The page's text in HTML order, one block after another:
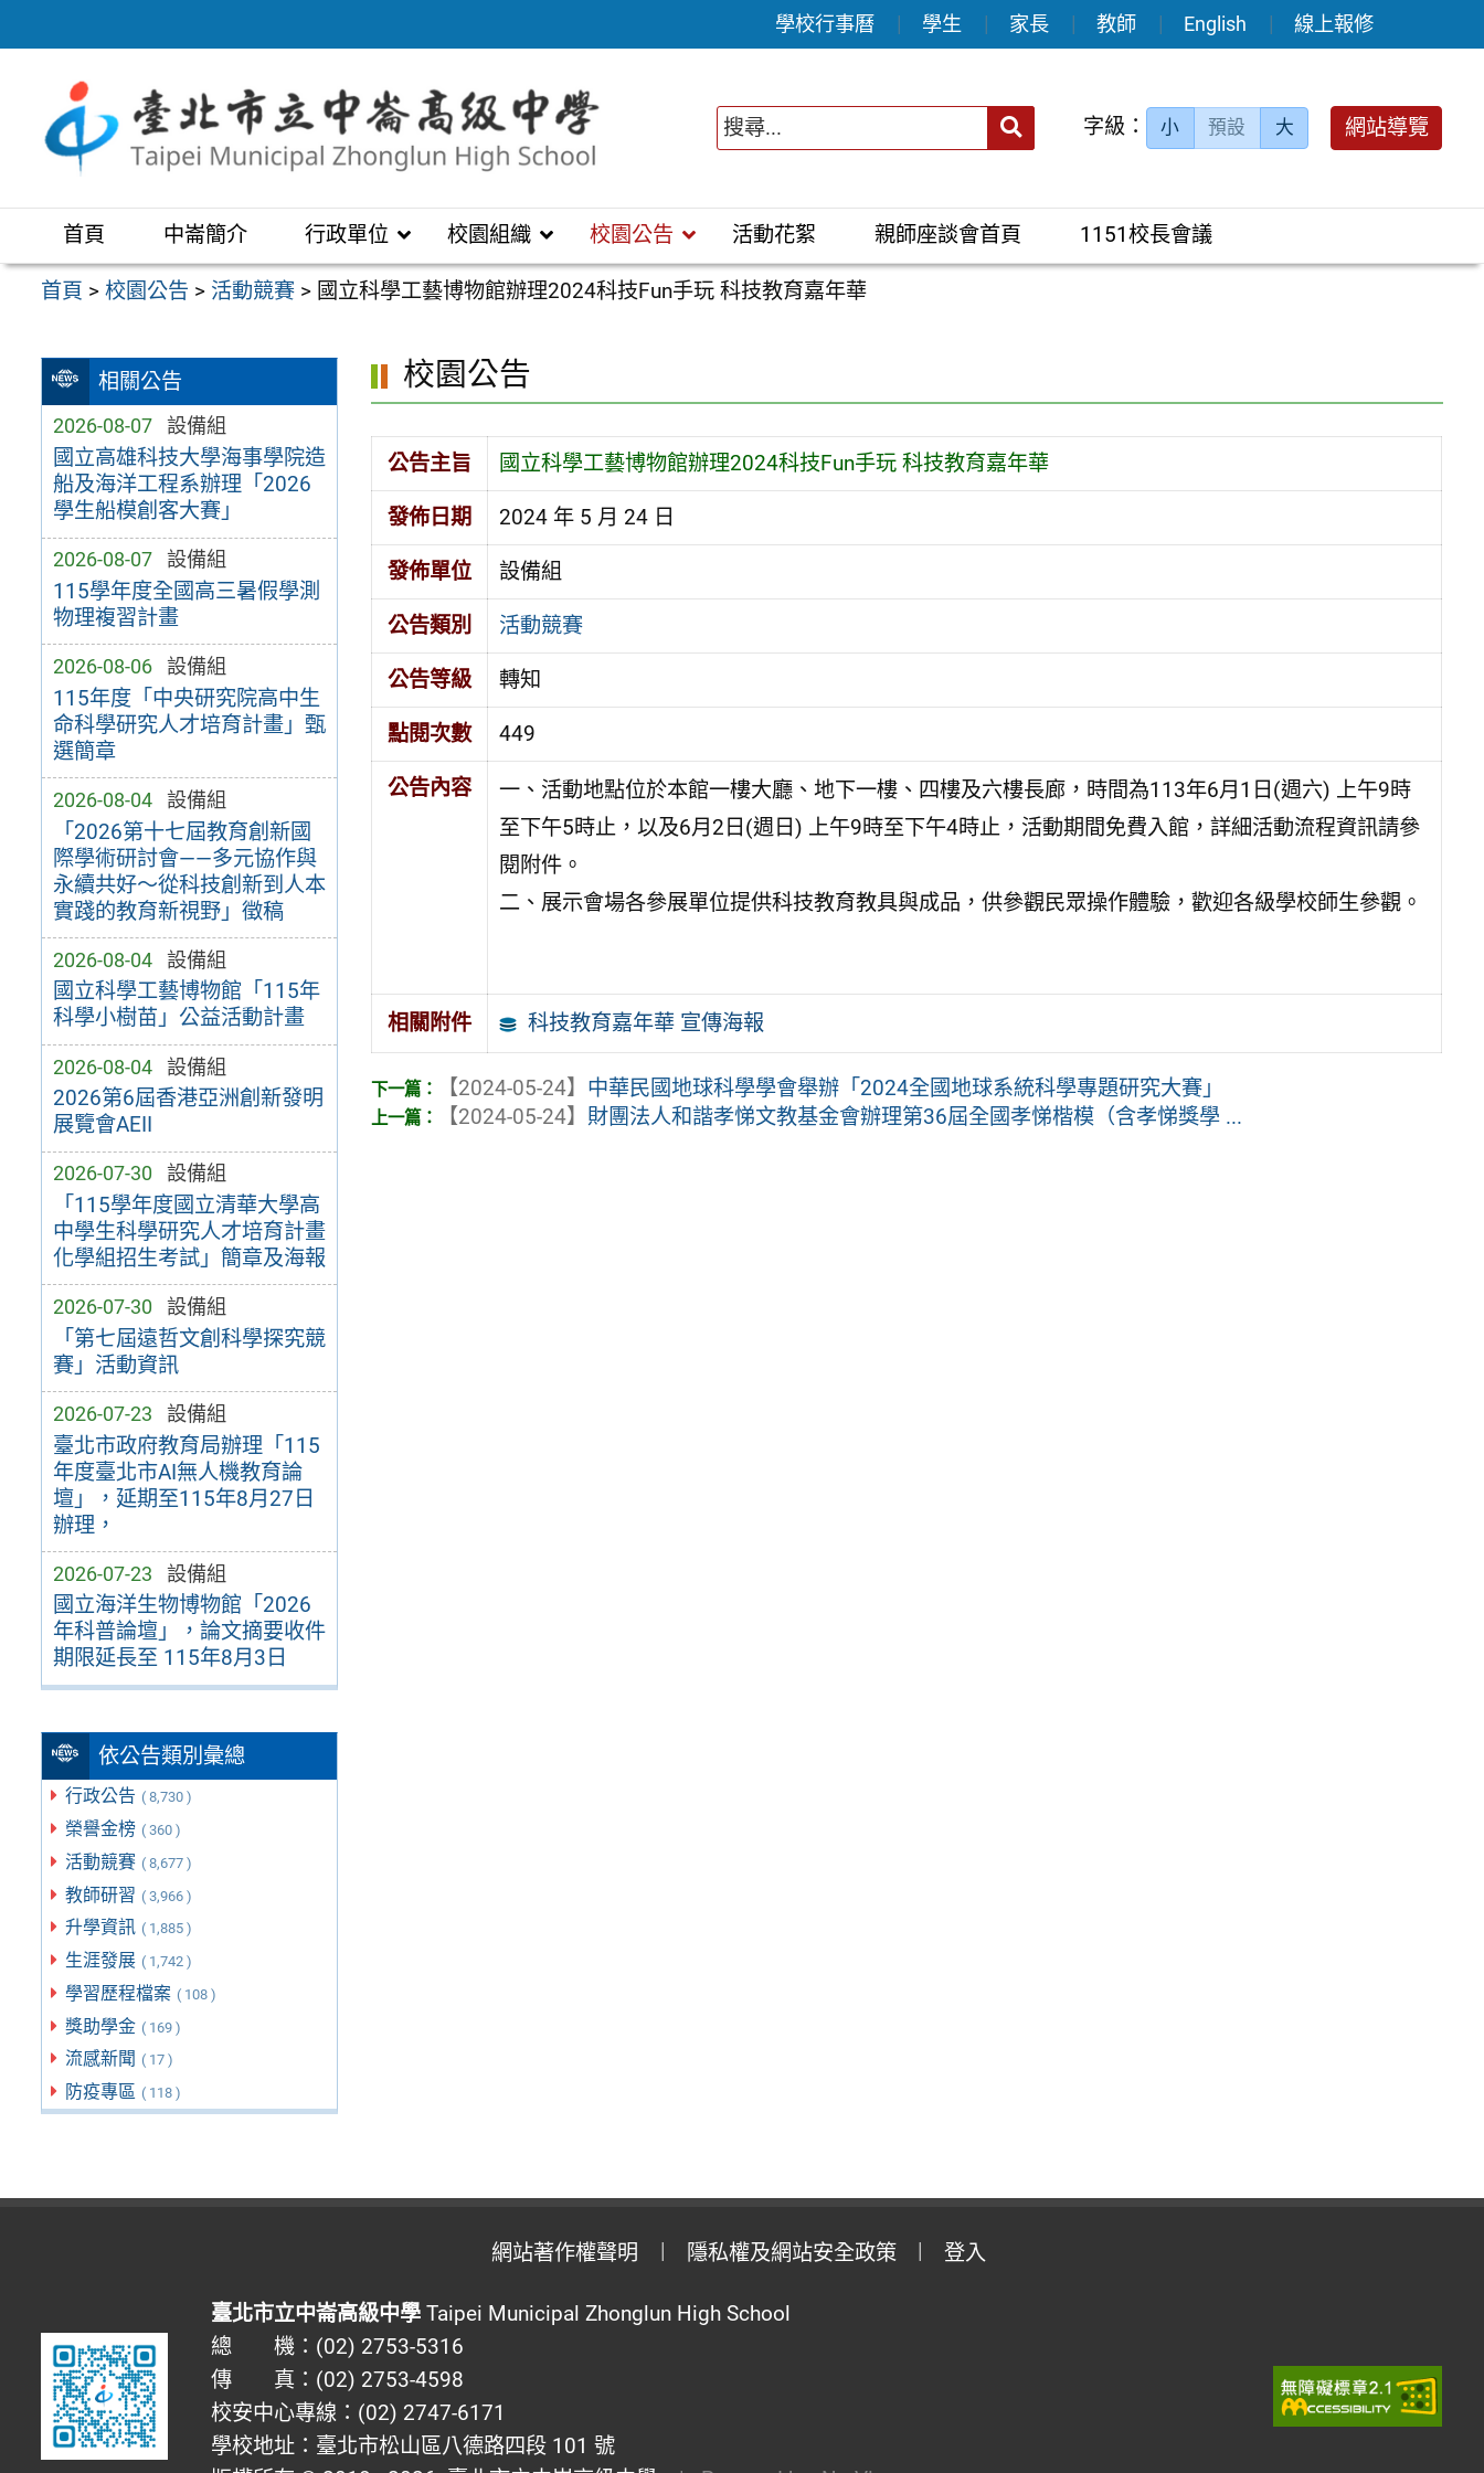
至
區
學校行事曆 學生 家長 教師 English 線上報修
送出 字級： 小 預設 大 網站導覽
首頁 中崙簡介 行政單位 校園組織 校園公告 活動花絮 親師座談會首頁 1151校長會議
首頁 >校園公告 > 活動競賽 > 國立科學工藝博物館辦理2024科技Fun手玩 科技教育嘉年華
相關公告
2026-08-07 設備組
國立高雄科技大學海事學院造
船及海洋工程系辦理「2026
學生船模創客大賽」
2026-08-07 設備組
115學年度全國高三暑假學測
物理複習計畫
2026-08-06 設備組
115年度「中央研究院高中生
命科學研究人才培育計畫」甄
選簡章
2026-08-04 設備組
「2026第十七屆教育創新國
際學術研討會——多元協作與
永續共好～從科技創新到人本
實踐的教育新視野」徵稿
2026-08-04 設備組
國立科學工藝博物館「115年
科學小樹苗」公益活動計畫
2026-08-04 設備組
2026第6屆香港亞洲創新發明
展覽會AEII
2026-07-30 設備組
「115學年度國立清華大學高
中學生科學研究人才培育計畫
化學組招生考試」簡章及海報
2026-07-30 設備組
「第七屆遠哲文創科學探究競
賽」活動資訊
2026-07-23 設備組
臺北市政府教育局辦理「115
年度臺北市AI無人機教育論
壇」，延期至115年8月27日
辦理，
2026-07-23 設備組
國立海洋生物博物館「2026
年科普論壇」，論文摘要收件
期限延長至 115年8月3日
依公告類別彙總
行政公告 ( 8,730 )
榮譽金榜 ( 360 )
活動競賽 ( 8,677 )
教師研習 ( 3,966 )
升學資訊 ( 1,885 )
生涯發展 ( 1,742 )
學習歷程檔案 ( 108 )
獎助學金 ( 169 )
流感新聞 ( 17 )
防疫專區 ( 118 )
校園公告
公告主旨 國立科學工藝博物館辦理2024科技Fun手玩 科技教育嘉年華
發佈日期 2024 年 5 月 24 日
發佈單位 設備組
公告類別 活動競賽
公告等級 轉知
點閱次數 449
公告內容
一、活動地點位於本館一樓大廳、地下一樓、四樓及六樓長廊，時間為113年6月1日(週六) 上午9時
至下午5時止，以及6月2日(週日) 上午9時至下午4時止，活動期間免費入館，詳細活動流程資訊請參
閱附件。
二、展示會場各參展單位提供科技教育教具與成品，供參觀民眾操作體驗，歡迎各級學校師生參觀。
相關附件 科技教育嘉年華 宣傳海報
【2024-05-24】 中華民國地球科學學會舉辦「2024全國地球系統科學專題研究大賽」
【2024-05-24】 財團法人和諧孝悌文教基金會辦理第36屆全國孝悌楷模（含孝悌獎學 ...
網站著作權聲明 隱私權及網站安全政策 登入
臺北市立中崙高級中學Taipei Municipal Zhonglun High School
總 機：(02) 2753-5316
傳 真：(02) 2753-4598
校安中心專線：(02) 2747-6171
學校地址：臺北市松山區八德路四段 101 號